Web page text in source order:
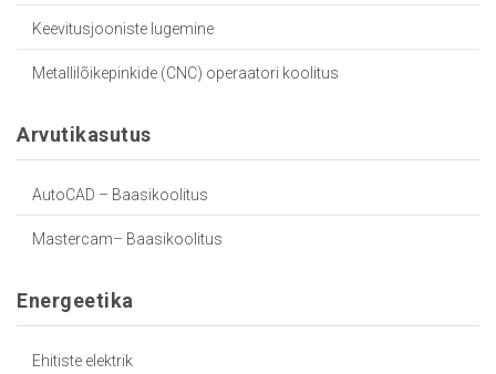
Keevitusjooniste lugemine
Metallilõikepinkide (CNC) operaatori koolitus
Arvutikasutus
AutoCAD – Baasikoolitus
Mastercam– Baasikoolitus
Energeetika
Ehitiste elektrik